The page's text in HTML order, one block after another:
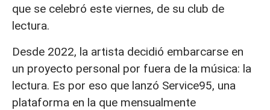
que se celebró este viernes, de su club de
lectura.
Desde 2022, la artista decidió embarcarse en
un proyecto personal por fuera de la música: la
lectura. Es por eso que lanzó Service95, una
plataforma en la que mensualmente